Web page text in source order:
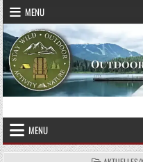
Skip to content
MENU
STAY WILD –
MENU